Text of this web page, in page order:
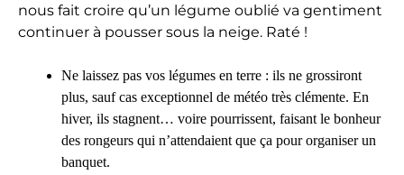
nous fait croire qu’un légume oublié va gentiment
continuer à pousser sous la neige. Raté !
Ne laissez pas vos légumes en terre : ils ne grossiront
plus, sauf cas exceptionnel de météo très clémente. En
hiver, ils stagnent… voire pourrissent, faisant le bonheur
des rongeurs qui n’attendaient que ça pour organiser un
banquet.